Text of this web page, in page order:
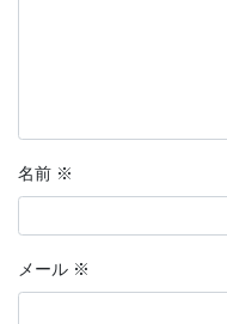
名前 ※
メール ※